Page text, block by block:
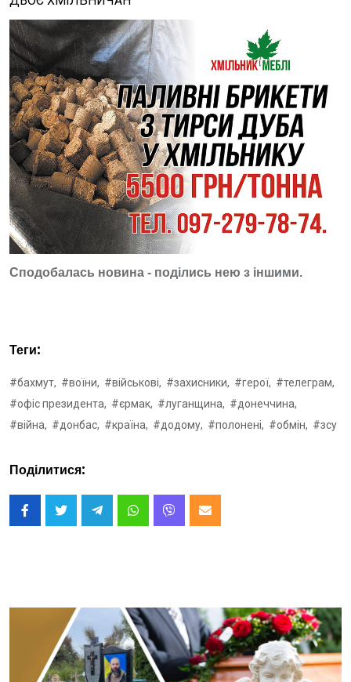
Сподобалась новина - поділись нею з іншими.
Теги:
#бахмут, #воїни, #військові, #захисники, #герої, #телеграм,
#офіс президента, #єрмак, #луганщина, #донеччина,
#війна, #донбас, #країна, #додому, #полонені, #обмін, #зсу
Поділитися: